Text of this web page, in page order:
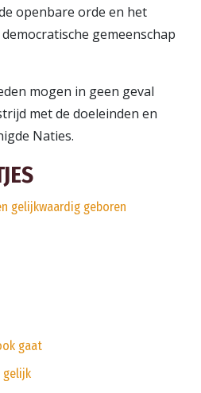
openbare orde en het
gemeenschap
mogen in geen geval
met de doeleinden en
Naties.
gelijkwaardig geboren
gaat
gelijk